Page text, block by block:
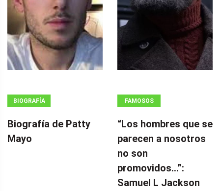
BIOGRAFÍA
Biografía de Patty
Mayo
FAMOSOS
“Los hombres que se
parecen a nosotros
no son
promovidos…”:
Samuel L Jackson